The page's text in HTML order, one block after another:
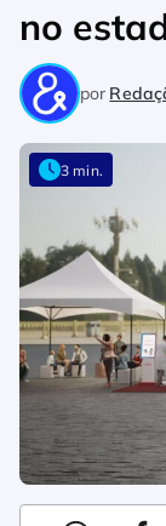
no
por
3 min.